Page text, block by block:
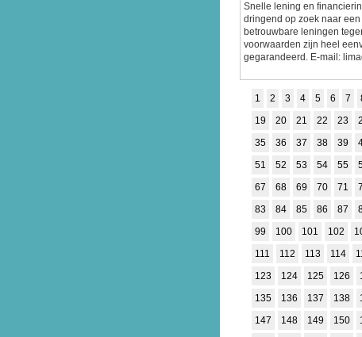
Snelle lening en
dringend op zoek naar
betrouwbare leningen
voorwaarden zijn heel
gegarandeerd. E-mail:
1 2 3 4 5 6 7
19
20 21 22 23
35
36 37 38 39
51
52 53 54 55
67
68 69 70 71
83
84 85 86 87
99
100 101 102
111
112 113 114
123
124 125 126
135
136 137 138
147
148 149 150